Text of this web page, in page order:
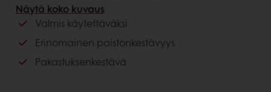
hedelmäpitoisuuden ansiosta
Ei keinotekoisia aromeja tai väriaineita
Hyödyt asiakkaalle
Näytä koko kuvaus
Valmis käytettäväksi
Erinomainen paistonkestävyys
Pakastuksenkestävä